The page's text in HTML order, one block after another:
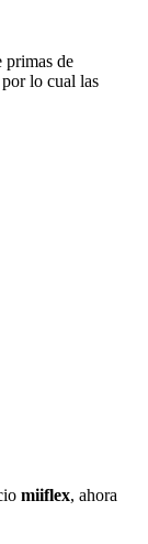
primas de
lo cual las
miiflex, ahora